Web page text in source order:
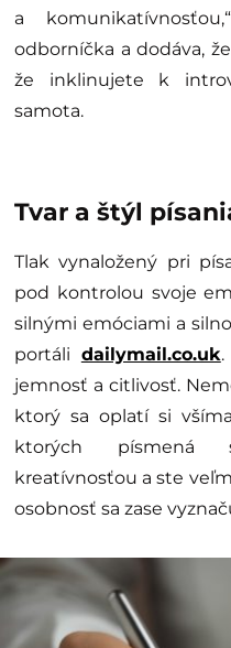
a
odborníčka a dodáva,
že inklinujete k
samota.
Tvar a štýl
Tlak vynaložený pri
pod kontrolou svoje
silnými emóciami a
portáli dailymail.co.uk.
jemnosť a citlivosť.
ktorý sa oplatí si
ktorých písmená
kreatívnosťou a ste
osobnosť sa zase